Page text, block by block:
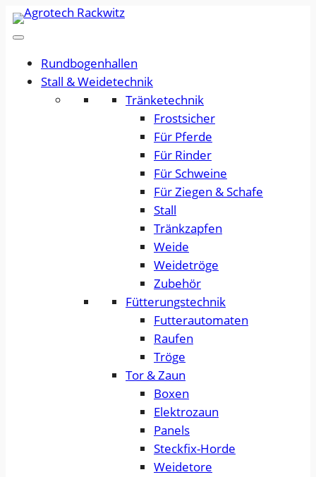
Rundbogenhallen
Stall & Weidetechnik
Tränketechnik
Frostsicher
Für Pferde
Für Rinder
Für Schweine
Für Ziegen & Schafe
Stall
Tränkzapfen
Weide
Weidetröge
Zubehör
Fütterungstechnik
Futterautomaten
Raufen
Tröge
Tor & Zaun
Boxen
Elektrozaun
Panels
Steckfix-Horde
Weidetore